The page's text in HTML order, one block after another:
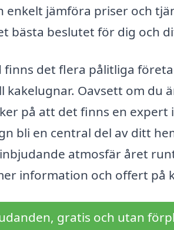
enkelt jämföra priser och
bästa beslutet för dig och
finns det flera pålitliga
kakelugnar. Oavsett om du
på att det finns en
bli en central del av ditt
atmosfär året
information och offert på
gratis och utan